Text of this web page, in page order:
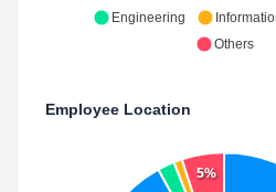
Engineering
Others
Employee Location
5%